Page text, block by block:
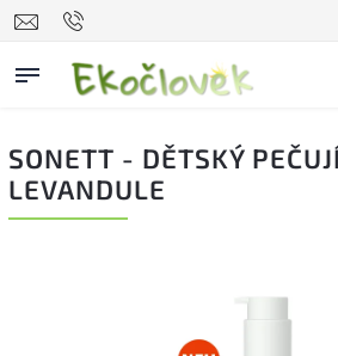
SONETT - DĚTSKÝ
LEVANDULE